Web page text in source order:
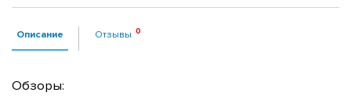
Описание Отзывы
Обзоры: